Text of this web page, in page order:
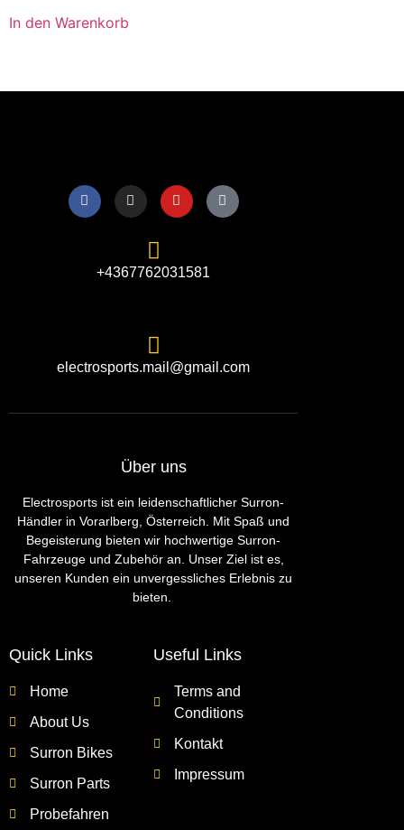
In den Warenkorb
+4367762031581
electrosports.mail@gmail.com
Über uns
Electrosports ist ein leidenschaftlicher Surron-
Händler in Vorarlberg, Österreich. Mit Spaß und
Begeisterung bieten wir hochwertige Surron-
Fahrzeuge und Zubehör an. Unser Ziel ist es,
unseren Kunden ein unvergessliches Erlebnis zu
bieten.
Quick Links
Home
About Us
Surron Bikes
Surron Parts
Probefahren
Useful Links
Terms and
Conditions
Kontakt
Impressum